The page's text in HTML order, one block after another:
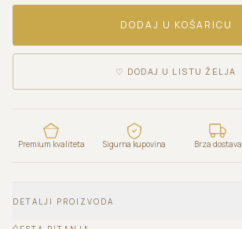
DODAJ U KOŠARICU
♡ DODAJ U LISTU ŽELJA
Premium kvaliteta Sigurna kupovina Brza dostava
DETALJI PROIZVODA